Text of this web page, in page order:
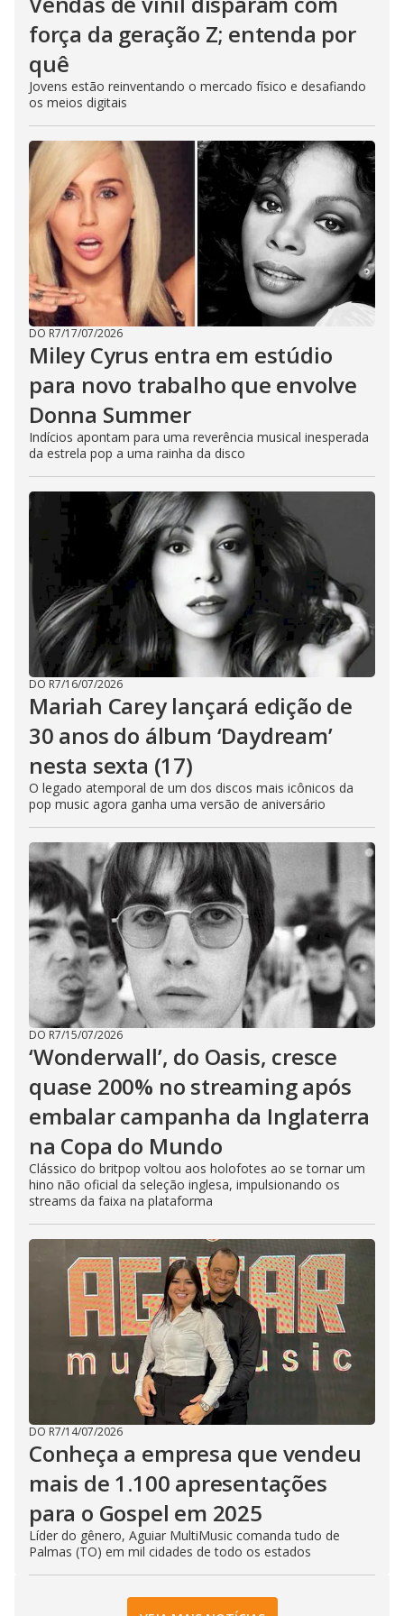
força da geração Z; entenda por
quê
Jovens estão reinventando o mercado físico e desafiando
os meios digitais
DO R7/17/07/2026
Miley Cyrus entra em estúdio
para novo trabalho que envolve
Donna Summer
Indícios apontam para uma reverência musical inesperada
da estrela pop a uma rainha da disco
DO R7/16/07/2026
Mariah Carey lançará edição de
30 anos do álbum ‘Daydream’
nesta sexta (17)
O legado atemporal de um dos discos mais icônicos da
pop music agora ganha uma versão de aniversário
DO R7/15/07/2026
‘Wonderwall’, do Oasis, cresce
quase 200% no streaming após
embalar campanha da Inglaterra
na Copa do Mundo
Clássico do britpop voltou aos holofotes ao se tornar um
hino não oficial da seleção inglesa, impulsionando os
streams da faixa na plataforma
DO R7/14/07/2026
Conheça a empresa que vendeu
mais de 1.100 apresentações
para o Gospel em 2025
Líder do gênero, Aguiar MultiMusic comanda tudo de
Palmas (TO) em mil cidades de todo os estados